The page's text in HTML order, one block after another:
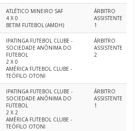
ATLÉTICO MINEIRO SAF
4 X 0
BETIM FUTEBOL (AMDH)
ÁRBITRO
ASSISTENTE
1
IPATINGA FUTEBOL CLUBE -
SOCIEDADE ANÔNIMA DO
FUTEBOL
2 X 0
AMÉRICA FUTEBOL CLUBE -
TEÓFILO OTONI
ÁRBITRO
ASSISTENTE
2
IPATINGA FUTEBOL CLUBE -
SOCIEDADE ANÔNIMA DO
FUTEBOL
2 X 2
AMÉRICA FUTEBOL CLUBE -
TEÓFILO OTONI
ÁRBITRO
ASSISTENTE
1